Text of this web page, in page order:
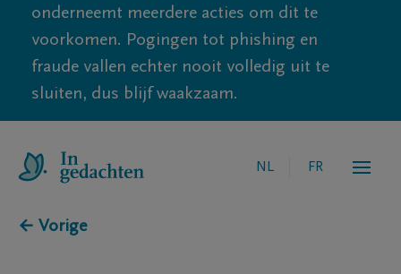
onderneemt meerdere acties om dit te
voorkomen. Pogingen tot phishing en
fraude vallen echter nooit volledig uit te
sluiten, dus blijf waakzaam.
NL FR
← Vorige